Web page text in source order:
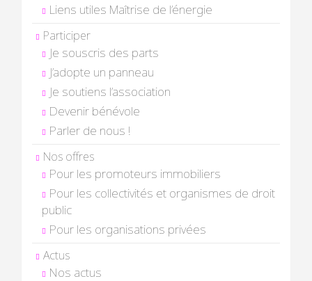
Liens utiles Maîtrise de l’énergie
Participer
Je souscris des parts
J’adopte un panneau
Je soutiens l’association
Devenir bénévole
Parler de nous !
Nos offres
Pour les promoteurs immobiliers
Pour les collectivités et organismes de droit
public
Pour les organisations privées
Actus
Nos actus